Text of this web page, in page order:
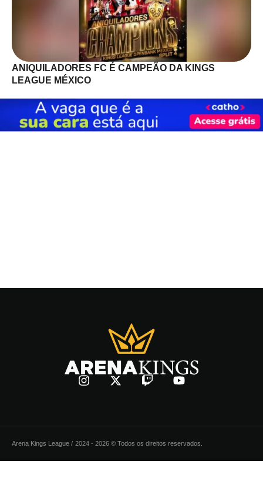
ANIQUILADORES FC É CAMPEÃO DA KINGS
LEAGUE MÉXICO
Arena Kings League / 2024 - 2026 © Todos os direitos reservados.